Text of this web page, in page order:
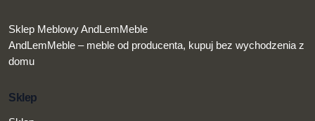
Sklep Meblowy AndLemMeble
AndLemMeble – meble od producenta, kupuj bez wychodzenia z
domu
Sklep